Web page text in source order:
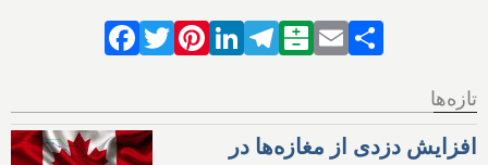
Facebook
TwitterPinterestLinkedIn
Telegram
Balatarin
Email
تازه‌ها
افزایش دزدی از مغازه‌ها در